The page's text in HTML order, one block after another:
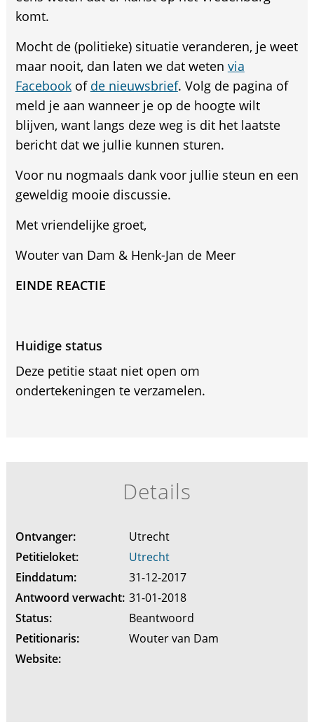
komt.
Mocht de (politieke) situatie veranderen, je weet
maar nooit, dan laten we dat weten via
Facebookof de nieuwsbrief. Volg de pagina of
meld je aan wanneer je op de hoogte wilt
blijven, want langs deze weg is dit het laatste
bericht dat we jullie kunnen sturen.
Voor nu nogmaals dank voor jullie steun en een
geweldig mooie discussie.
Met vriendelijke groet,
Wouter van Dam & Henk-Jan de Meer
EINDE REACTIE
Huidige status
Deze petitie staat niet open om
ondertekeningen te verzamelen.
Details
Ontvanger:
Utrecht
Petitieloket:
Utrecht
Einddatum:
31-12-2017
Antwoord verwacht: 31-01-2018
Status:
Beantwoord
Petitionaris:
Wouter van Dam
Website: